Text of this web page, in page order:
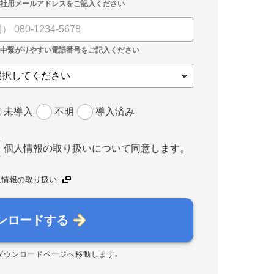
未導入 不明 導入済み
個人情報の取り扱いについて同意します。
報の取り扱い
ロードする
ウンロードページへ移動します。